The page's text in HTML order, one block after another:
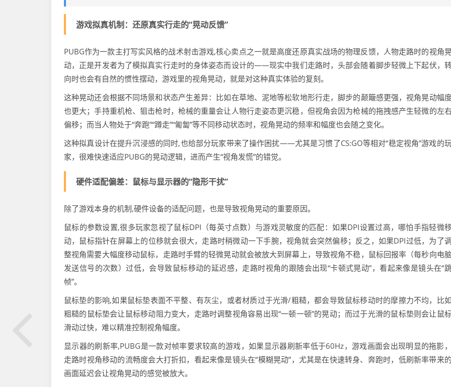
游戏拟真机制：还原真实行走的“晃动反馈”
PUBG作为一款主打写实风格的战术射击游戏,核心卖点之一就是高度还原真实战场的物理反馈，人物走路时的视角
动，正是开发者为了模拟真实行走时的身体姿态而设计的——现实中我们走路时，头部会随着脚步轻微上下起伏，
向时也会有自然的惯性摆动，游戏里的视角晃动，就是对这种真实体验的复刻。
这种晃动还会根据不同场景和状态产生差异：比如在草地、泥地等松软地形行走，脚步的颠簸感更强，视角晃动幅
也更大；手持重机枪、狙击枪时，枪械的重量会让人物行走姿态更沉稳，但视角会因为枪械的拖拽感产生轻微的左右
偏移；而当人物处于“奔跑”“蹲走”“匍匐”等不同移动状态时，视角晃动的频率和幅度也会随之变化。
这种拟真设计在提升沉浸感的同时,也给部分玩家带来了操作困扰——尤其是习惯了CS:GO等相对“稳定视角”游戏的
家，很难快速适应PUBG的晃动逻辑，进而产生“视角发慌”的错觉。
硬件适配偏差：鼠标与显示器的“隐形干扰”
除了游戏本身的机制,硬件设备的适配问题，也是导致视角晃动的重要原因。
鼠标的参数设置,很多玩家忽视了鼠标DPI（每英寸点数）与游戏灵敏度的匹配：如果DPI设置过高，哪怕手指轻微
动，鼠标指针在屏幕上的位移就会很大，走路时稍微动一下手腕，视角就会突然偏移；反之，如果DPI过低，为了调
整视角需要大幅度移动鼠标，走路时手臂的轻微晃动就会被放大到屏幕上，导致视角不稳，鼠标回报率（每秒向电
发送信号的次数）过低，会导致鼠标移动的延迟感，走路时视角的跟随会出现“卡顿式晃动”，看起来像是镜头在“
帧”。
鼠标垫的影响,如果鼠标垫表面不平整、有灰尘，或者材质过于光滑/粗糙，都会导致鼠标移动时的摩擦力不均，比如
粗糙的鼠标垫会让鼠标移动阻力变大，走路时调整视角容易出现“一顿一顿”的晃动；而过于光滑的鼠标垫则会让鼠
滑动过快，难以精准控制视角幅度。
显示器的刷新率,PUBG是一款对帧率要求较高的游戏，如果显示器刷新率低于60Hz，游戏画面会出现明显的拖影，
走路时视角移动的流畅度会大打折扣，看起来像是镜头在“模糊晃动”，尤其是在快速转身、奔跑时，低刷新率带来的
画面延迟会让视角晃动的感觉被放大。